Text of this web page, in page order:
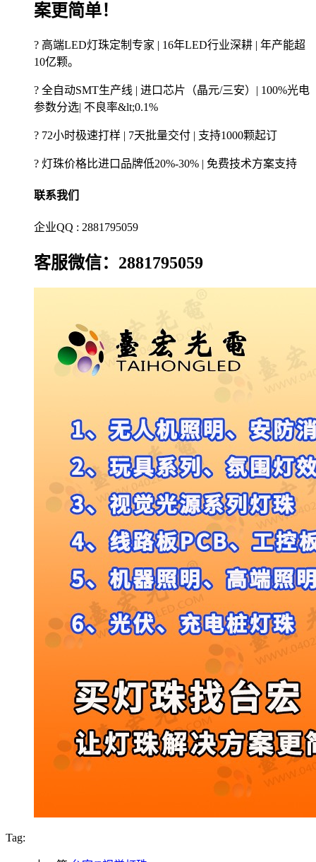
案更简单！
? 高端LED灯珠定制专家 | 16年LED行业深耕 | 年产能超
10亿颗。
? 全自动SMT生产线 | 进口芯片（晶元/三安）| 100%光电
参数分选| 不良率&lt;0.1%
? 72小时极速打样 | 7天批量交付 | 支持1000颗起订
? 灯珠价格比进口品牌低20%-30% | 免费技术方案支持
联系我们
企业QQ : 2881795059
客服微信：2881795059
Tag: